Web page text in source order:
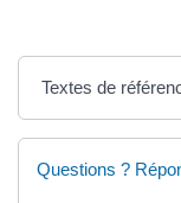
Textes de
Questions ?